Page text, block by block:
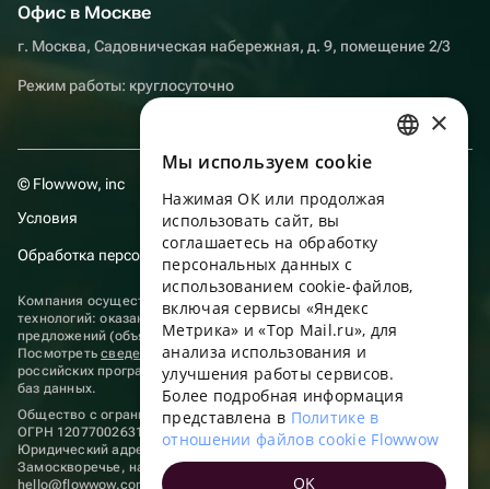
Офис в Москве
г. Москва, Садовническая набережная, д. 9, помещение 2/3
Режим работы: круглосуточно
© Flowwow, inc
Условия
Обработка персональных данных
Компания осуществляет деятельность в области информационных
технологий: оказание услуг в сети “Интернет” по размещению
предложений (объявлений) продавцов о реализации товаров.
Посмотретьсведения о программах, включенных в реестр
российских программ для электронных вычислительных машин и
баз данных.
Общество с ограниченной ответственностью «ФЛАУВАУ»
ОГРН 1207700263198, ИНН 9702020445
Юридический адрес: г. Москва, вн.тер. г. Муниципальный округ
Замоскворечье, наб. Садовническая, д. 9, помещ. 2/3.
hello@flowwow.com
8 800 555-16-15
ENGLISH
UKRAINIAN
PORTUGUESE
FRENCH
TURKISH
×
Мы используем сookie
Нажимая ОК или продолжая
использовать сайт, вы
соглашаетесь на обработку
персональных данных с
использованием cookie-файлов,
включая сервисы «Яндекс
Метрика» и «Top Mail.ru», для
анализа использования и
улучшения работы сервисов.
Более подробная информация
представлена в Политике в
отношении файлов cookie Flowwow
OK